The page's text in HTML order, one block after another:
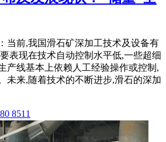
当前,我国滑石矿深加工技术及设备有
表现在技术自动控制水平低,一些超细
产线基本上依赖人工经验操作或控制,
未来,随着技术的不断进步,滑石的深加
8511